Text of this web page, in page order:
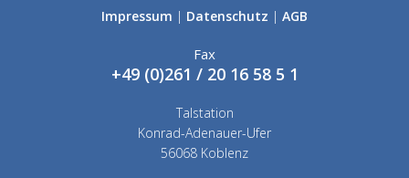
Impressum | Datenschutz | AGB
Fax
+49 (0)261 / 20 16 58 5 1
Talstation
Konrad-Adenauer-Ufer
56068 Koblenz